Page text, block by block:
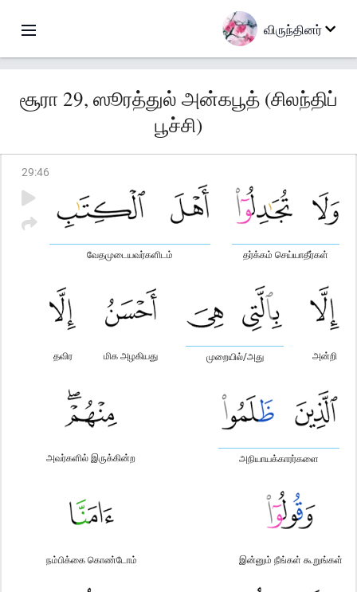
விருந்தினர்
சூரா 29, ஸூரத்துல் அன்கபூத் (சிலந்திப்
பூச்சி)
29:46
தர்க்கம் செய்யாதீர்கள்
வேதமுடையவர்களிடம்
அன்றி
முறையில்/அது
மிக அழகியது
தவிர
அநியாயக்காரர்களை
அவர்களில் இருக்கின்ற
இன்னும் நீங்கள் கூறுங்கள்
நம்பிக்கை கொண்டோம்